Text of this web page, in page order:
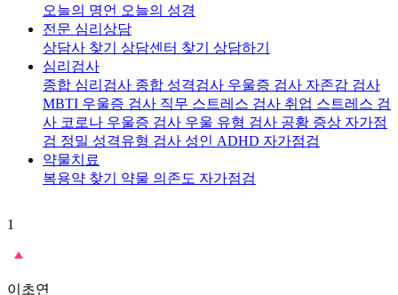
오늘의 명언 오늘의 성경
전문 심리상담
상담사 찾기 상담센터 찾기 상담하기
심리검사
종합 심리검사 종합 성격검사 우울증 검사 자존감 검사
MBTI 우울증 검사 직무 스트레스 검사 취업 스트레스 검
사 코로나 우울증 검사 우울 유형 검사 공황 증상 자가점
검 정밀 성격유형 검사 성인 ADHD 자가점검
약물치료
복용약 찾기 약물 의존도 자가점검
1
이초연